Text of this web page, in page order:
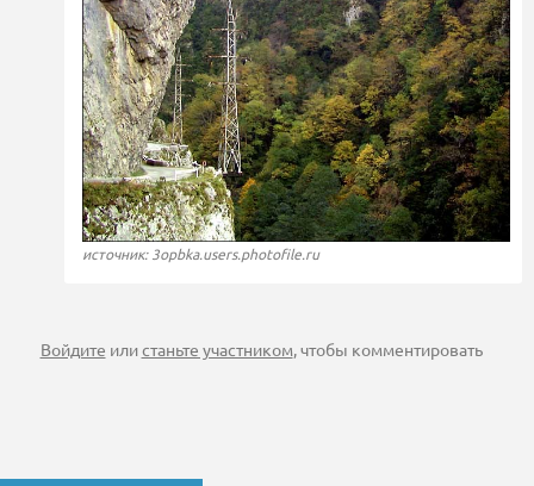
источник: 3opbka.users.photofile.ru
Войдите илистаньте участником, чтобы комментировать